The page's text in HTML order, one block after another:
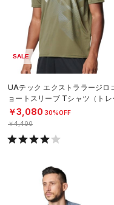
SALE
UAテック エクストララージロ
ョートスリーブ Tシャツ（トレ
ング/MEN）
￥3,080 30%OFF
￥4,400